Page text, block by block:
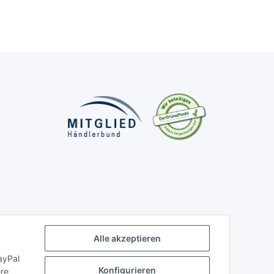
Alle akzeptieren
Konfigurieren